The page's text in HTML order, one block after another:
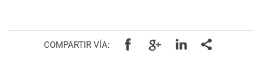
COMPARTIR VÍA: